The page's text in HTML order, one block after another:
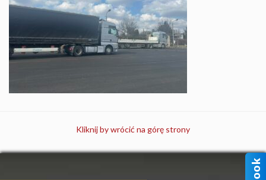
Kliknij by wrócić na górę strony